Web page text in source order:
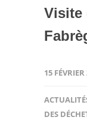
Visite
15
DES